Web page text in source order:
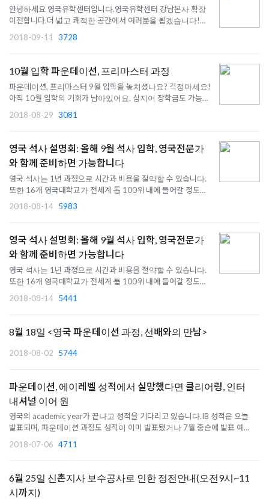
안녕하세요 영국유학센터입니다.영국유학센터 강남본사 확장
이전합니다.더 넓고 쾌적한 공간에서 여러분을 뵙겠습니다!9월
14일 금요일, 사무실 이전 당일은 전화연결이 되지 않으니 문의
는 게시판에 남겨주세요▶상담신청하기 새 주소: 서울특별시 강
크http://na..
2018-09-11 3728
10월 입학 파운데이션, 프리마스터 과정
파운데이션, 프리마스터 9월 입학을 놓치셨나요? 걱정마세요!
아직 10월 입학의 기회가 남아있어요. 심지어 장학금도 가능합
금 가능 ★ - 영국 톱10 대학교 - 회계, 금융, 경영학, 기계공학,
과정..
2018-08-29 3081
영국 석사 설명회: 올해 9월 석사 입학, 영국전문가
와 함께 준비하면 가능합니다
영국 석사는 1년 과정으로 시간과 비용을 절약할 수 있습니다.
또한 16개 영국대학교가 전세계 톱 100위 내에 들어갈 정도록
전체적인 대학교 수준이 높습니다. 대부분의 학과가 GRE,
GMAT이 필요 없고, 1년 학비는 약 2000-3000만원 정도입니
부분의 대학/학과..
2018-08-14 5983
영국 석사 설명회: 올해 9월 석사 입학, 영국전문가
와 함께 준비하면 가능합니다
영국 석사는 1년 과정으로 시간과 비용을 절약할 수 있습니다.
또한 16개 영국대학교가 전세계 톱 100위 내에 들어갈 정도록
GMAT이 필요 없고, 1년 학비는 약 2000-3000만원 정도입니
부분의 대학/학과..
2018-08-14 5441
8월 18일 <영국 파운데이션 과정, 선배와의 만남>
2018-08-02 5744
파운데이션, 에이레벨 성적에서 실망했다면 클리어링, 인터
내셔널 이어 원
영국의 academic year가 끝나고 성적을 기다리고 있습니다.IB 성적은 오늘
발표되며, 파운데이션 과정도 성적이 이미 발표됐거나 7월 중순에 발표 예정
입니다. 에이레벨은 성적이 8월에 발표되죠.목표한 성적을 받은 학생들은 원
하는 대학으로 진학을 하겠지만 그렇지 못한 경우에는 대안을 서둘러 찾아야
2018-07-06 4711
6월 25일 신촌지사 보수공사로 인한 정전안내(오전9시~11
시까지)